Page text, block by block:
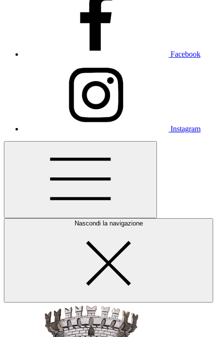
Facebook
Instagram
Nascondi la navigazione